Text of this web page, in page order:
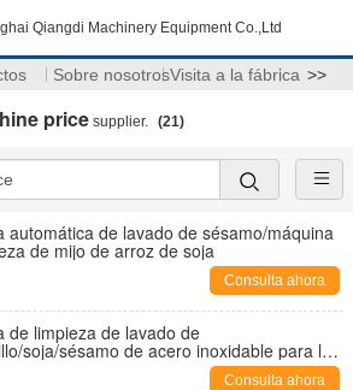
Qiangdi Machinery Equipment Co.,Ltd
Sobre nosotrosVisita a la fábrica >>
price supplier. (21)
automática de lavado de sésamo/máquina
de mijo de arroz de soja
Consulta ahora
de limpieza de lavado de
soja/sésamo de acero inoxidable para la
Consulta ahora